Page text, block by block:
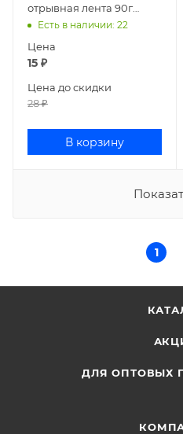
отрывная лента 90г
380090
Есть в наличии: 22
Цена
15 ₽
Цена до скидки
28₽
В корзину
1
ДЛЯ ОПТОВЫХ